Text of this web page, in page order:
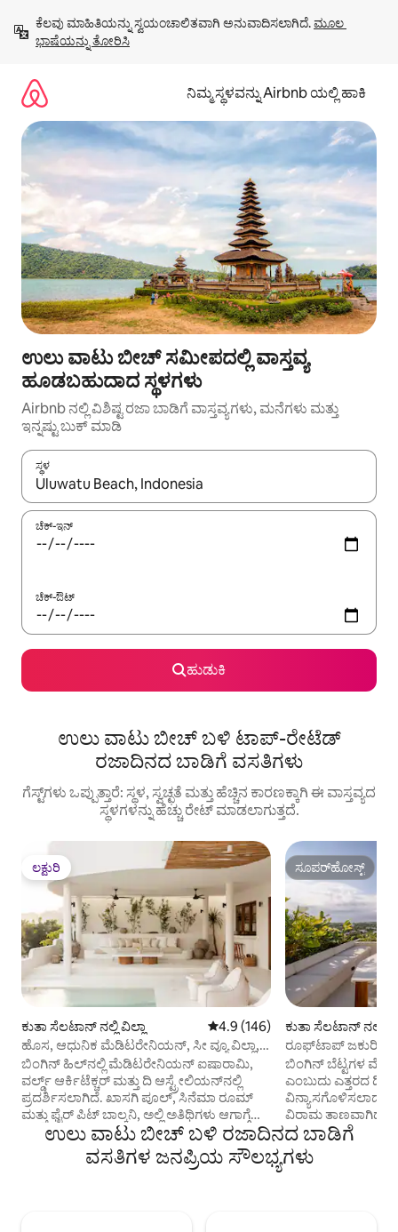
ಹೋಗಿ
ಕೆಲವು ಮಾಹಿತಿಯನ್ನು ಸ್ವಯಂಚಾಲಿತವಾಗಿ ಅನುವಾದಿಸಲಾಗಿದೆ. ಮೂಲ
ಭಾಷೆಯನ್ನು ತೋರಿಸಿ
ನಿಮ್ಮ ಸ್ಥಳವನ್ನು Airbnb ಯಲ್ಲಿ ಹಾಕಿ
ಉಲು ವಾಟು ಬೀಚ್ ಸಮೀಪದಲ್ಲಿ ವಾಸ್ತವ್ಯ
ಹೂಡಬಹುದಾದ ಸ್ಥಳಗಳು
Airbnb ನಲ್ಲಿ ವಿಶಿಷ್ಟ ರಜಾ ಬಾಡಿಗೆ ವಾಸ್ತವ್ಯಗಳು, ಮನೆಗಳು ಮತ್ತು
ಇನ್ನಷ್ಟು ಬುಕ್ ಮಾಡಿ
ಸ್ಥಳ
ಫಲಿತಾಂಶಗಳು ಲಭ್ಯವಿರುವಾಗ, ಅಪ್ ಮತ್ತು ಡೌನ್ ಬಾಣದ ಕೀಲಿಗಳೊಂದಿಗೆ
ಚೆಕ್-ಇನ್
ಚೆಕ್-ಔಟ್
ಹುಡುಕಿ
ಉಲು ವಾಟು ಬೀಚ್ ಬಳಿ ಟಾಪ್-ರೇಟೆಡ್
ರಜಾದಿನದ ಬಾಡಿಗೆ ವಸತಿಗಳು
ಗೆಸ್ಟ್‌ಗಳು ಒಪ್ಪುತ್ತಾರೆ: ಸ್ಥಳ, ಸ್ವಚ್ಛತೆ ಮತ್ತು ಹೆಚ್ಚಿನ ಕಾರಣಕ್ಕಾಗಿ ಈ ವಾಸ್ತವ್ಯದ
ಸ್ಥಳಗಳನ್ನು ಹೆಚ್ಚು ರೇಟ್ ಮಾಡಲಾಗುತ್ತದೆ.
ಲಕ್ಷುರಿ
ಲಕ್ಷುರಿ
ಕುತಾ ಸೆಲಟಾನ್ ನಲ್ಲಿ ವಿಲ್ಲಾ 5 ರಲ್ಲಿ 4.9 ಸರಾಸರಿ ರೇಟಿಂಗ್, 146
4.9 (146)
ಹೊಸ, ಆಧುನಿಕ ಮೆಡಿಟರೇನಿಯನ್, ಸೀ ವ್ಯೂ ವಿಲ್ಲಾ,
ಬಿಂಗಿನ್
ಬಿಂಗಿನ್ ಹಿಲ್‌ನಲ್ಲಿ ಮೆಡಿಟರೇನಿಯನ್ ಐಷಾರಾಮಿ,
ವರ್ಲ್ಡ್ ಆರ್ಕಿಟೆಕ್ಚರ್ ಮತ್ತು ದಿ ಆಸ್ಟ್ರೇಲಿಯನ್‌ನಲ್ಲಿ
ಪ್ರದರ್ಶಿಸಲಾಗಿದೆ. ಖಾಸಗಿ ಪೂಲ್, ಸಿನೆಮಾ ರೂಮ್
ಮತ್ತು ಫೈರ್ ಪಿಟ್ ಬಾಲ್ಕನಿ, ಅಲ್ಲಿ ಅತಿಥಿಗಳು ಆಗಾಗ್ಗೆ
ಸೂರ್ಯಾಸ್ತದ ಸಮಯದಲ್ಲಿ ಉಸಿರು ಬಿಗಿಹಿಡಿಯುವ
ಹಿಂದೂ ಮಹಾಸಾಗರದ ವಿಹಂಗಮ
ನೋಟಗಳೊಂದಿಗೆ ಚಾಕೊಲೇಟ್ ಫಾಂಡ್ಯೂವನ್ನು
ಸೂಪರ್‌ಹೋಸ್ಟ್
ಸೂಪರ್‌ಹೋಸ್ಟ್
ಕುತಾ ಸೆಲಟಾನ್ ನಲ್ಲಿ
ರೂಫ್‌ಟಾಪ್ ಜಕುಝಿ
ವ್ಯೂ ವಿಲ್ಲಾ ಬಿಂಗಿನ್
ಬಿಂಗಿನ್ ಬೆಟ್ಟಗಳ ಮೇಲೆ
ಎಂಬುದು ಎತ್ತರದ
ವಿನ್ಯಾಸಗೊಳಿಸಲಾದ
ವಿರಾಮ ತಾಣವಾಗಿದೆ.
ನಗರದ
ಪೂಲ್‌ನಲ್ಲಿ
ಮತ್ತು ನಿಮ್ಮ
ಉಲು ವಾಟು ಬೀಚ್ ಬಳಿ ರಜಾದಿನದ ಬಾಡಿಗೆ
ವಸತಿಗಳ ಜನಪ್ರಿಯ ಸೌಲಭ್ಯಗಳು